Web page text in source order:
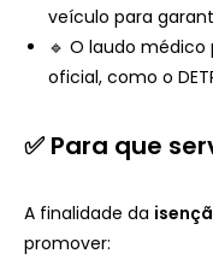
veículo para
🔹 O laudo
oficial, como o
✅ Para que
A finalidade da
promover: